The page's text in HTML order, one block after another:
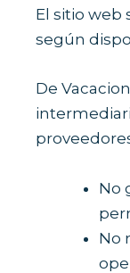
El sitio web
según
De
No
No